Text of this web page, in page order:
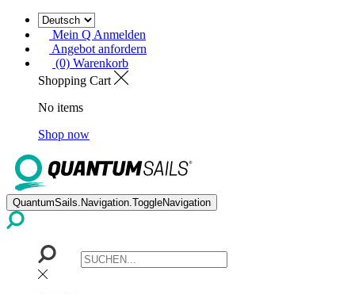
Mein Q Anmelden
Angebot anfordern
(0) Warenkorb
Shopping Cart
No items
Shop now
QuantumSails.Navigation.ToggleNavigation